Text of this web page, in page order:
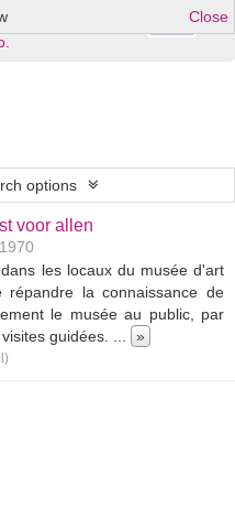
your ability to
Close
options
voor allen
les locaux du musée d'art
la connaissance de
le musée au public, par
guidées.
»